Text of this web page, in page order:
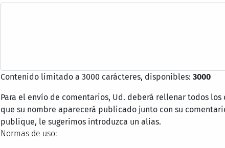
Contenido limitado a 3000 carácteres, disponibles: 3000
Para el envío de comentarios, Ud. deberá rellenar todos
que su nombre aparecerá publicado junto con su
publique, le sugerimos introduzca un alias.
Normas de uso: